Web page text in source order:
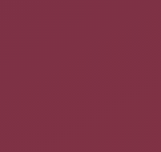
« Aptana Start Page »
Support for PHP
puis
l'est demandé.
PHP depuis le menu